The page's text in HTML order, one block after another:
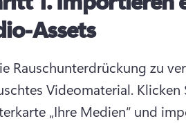
Assets
Rauschunterdrückung zu
Videomaterial. Klicken
„Ihre Medien“ und